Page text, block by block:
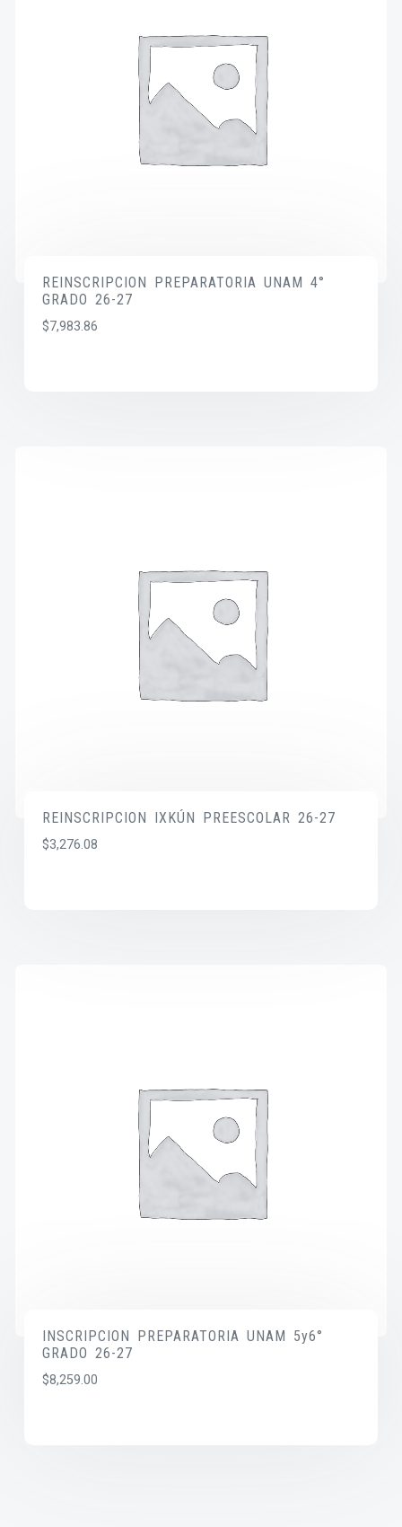
REINSCRIPCION PREPARATORIA UNAM 4°
GRADO 26-27
$7,983.86
REINSCRIPCION IXKÚN PREESCOLAR 26-27
$3,276.08
INSCRIPCION PREPARATORIA UNAM 5y6°
GRADO 26-27
$8,259.00